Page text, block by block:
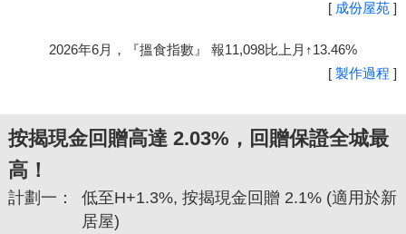
[ 成份屋苑 ]
2026年6月，『搵食指數』 報11,098比上月↑13.46%
[ 製作過程 ]
按揭現金回贈高達 2.03%，回贈保證全城最
高！
計劃一：
低至H+1.3%, 按揭現金回贈 2.1% (適用於新
居屋)